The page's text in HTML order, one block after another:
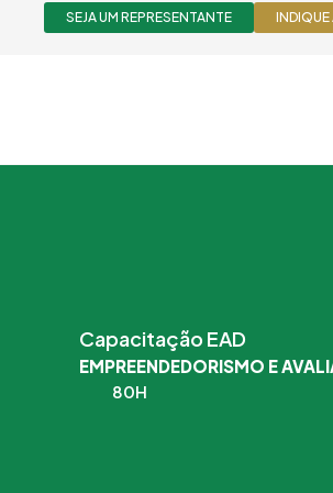
SEJA UM REPRESENTANTE
Capacitação EAD
EMPREENDEDORISMO E
80H